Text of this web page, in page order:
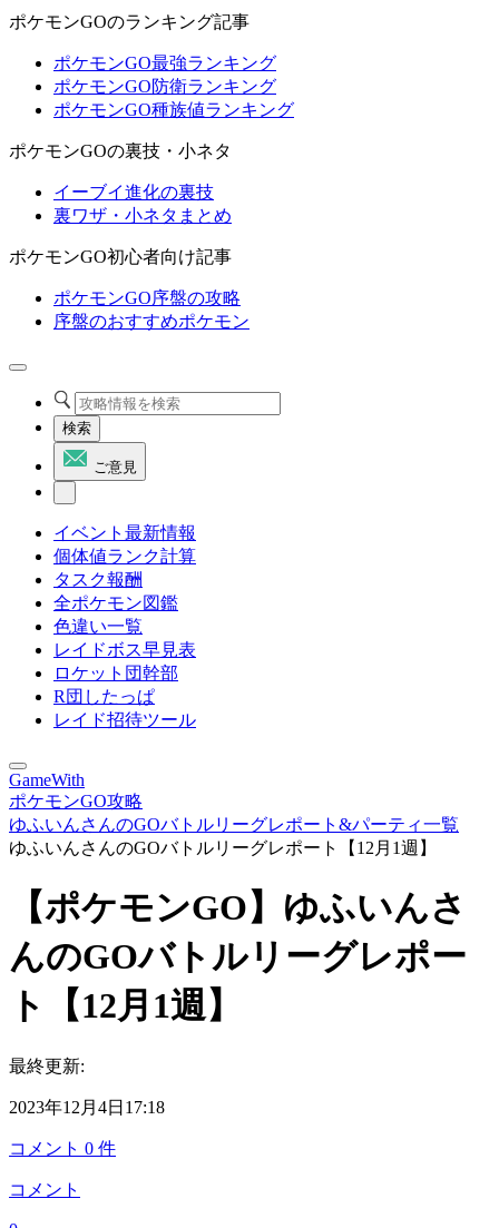
ポケモンGOのランキング記事
ポケモンGO最強ランキング
ポケモンGO防衛ランキング
ポケモンGO種族値ランキング
ポケモンGOの裏技・小ネタ
イーブイ進化の裏技
裏ワザ・小ネタまとめ
ポケモンGO初心者向け記事
ポケモンGO序盤の攻略
序盤のおすすめポケモン
検索
ご意見
イベント最新情報
個体値ランク計算
タスク報酬
全ポケモン図鑑
色違い一覧
レイドボス早見表
ロケット団幹部
R団したっぱ
レイド招待ツール
GameWith
ポケモンGO攻略
ゆふいんさんのGOバトルリーグレポート&パーティ一覧
ゆふいんさんのGOバトルリーグレポート【12月1週】
【ポケモンGO】ゆふいんさ
んのGOバトルリーグレポー
ト【12月1週】
最終更新:
2023年12月4日17:18
コメント 0 件
コメント